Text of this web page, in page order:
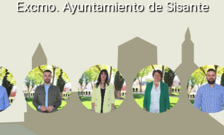
Excmo. Ayuntamiento de Sisante